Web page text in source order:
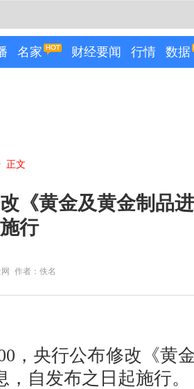
名家 财经要闻 行情 数据
正文
《黄金及黄金制品
行
作者：佚名
央行公布修改《黄
自发布之日起施行。